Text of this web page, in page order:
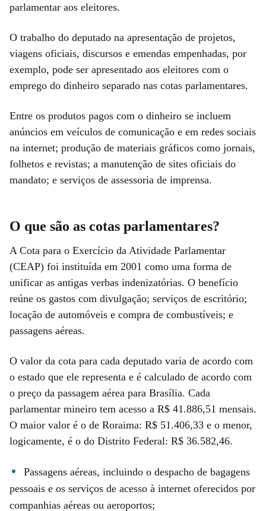
parlamentar aos eleitores.
O trabalho do deputado na apresentação de projetos,
viagens oficiais, discursos e emendas empenhadas, por
exemplo, pode ser apresentado aos eleitores com o
emprego do dinheiro separado nas cotas parlamentares.
Entre os produtos pagos com o dinheiro se incluem
anúncios em veículos de comunicação e em redes sociais
na internet; produção de materiais gráficos como jornais,
folhetos e revistas; a manutenção de sites oficiais do
mandato; e serviços de assessoria de imprensa.
O que são as cotas parlamentares?
A Cota para o Exercício da Atividade Parlamentar
(CEAP) foi instituída em 2001 como uma forma de
unificar as antigas verbas indenizatórias. O benefício
reúne os gastos com divulgação; serviços de escritório;
locação de automóveis e compra de combustíveis; e
passagens aéreas.
O valor da cota para cada deputado varia de acordo com
o estado que ele representa e é calculado de acordo com
o preço da passagem aérea para Brasília. Cada
parlamentar mineiro tem acesso a R$ 41.886,51 mensais.
O maior valor é o de Roraima: R$ 51.406,33 e o menor,
logicamente, é o do Distrito Federal: R$ 36.582,46.
Passagens aéreas, incluindo o despacho de bagagens
pessoais e os serviços de acesso à internet oferecidos por
companhias aéreas ou aeroportos;